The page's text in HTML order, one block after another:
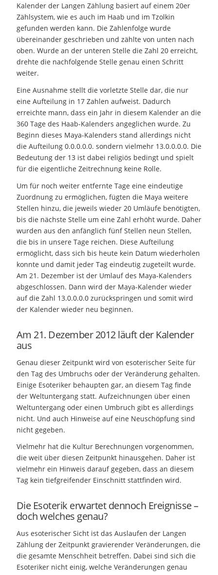
Kalender der Langen Zählung basiert auf einem 20er
Zählsystem, wie es auch im Haab und im Tzolkin
gefunden werden kann. Die Zahlenfolge wurde
übereinander geschrieben und zählte von unten nach
oben. Wurde an der unteren Stelle die Zahl 20 erreicht,
drehte die nachfolgende Stelle genau einen Schritt
weiter.
Eine Ausnahme stellt die vorletzte Stelle dar, die nur
eine Aufteilung in 17 Zahlen aufweist. Dadurch
erreichte mann, dass ein Jahr in diesem Kalender an die
360 Tage des Haab-Kalenders angeglichen wurde. Zu
Beginn dieses Maya-Kalenders stand allerdings nicht
die Aufteilung 0.0.0.0.0. sondern vielmehr 13.0.0.0.0. Die
Bedeutung der 13 ist dabei religiös bedingt und spielt
für die eigentliche Zeitrechnung keine Rolle.
Um für noch weiter entfernte Tage eine eindeutige
Zuordnung zu ermöglichen, fügten die Maya weitere
Stellen hinzu, die jeweils wieder 20 Umläufe benötigten,
bis die nächste Stelle um eine Zahl erhöht wurde. Daher
wurden aus den anfänglich fünf Stellen neun Stellen,
die bis in unsere Tage reichen. Diese Aufteilung
ermöglicht, dass sich bis heute kein Datum wiederholen
konnte und damit jeder Tag eindeutig zugeteilt wurde.
Am 21. Dezember ist der Umlauf des Maya-Kalenders
abgeschlossen. Dann wird der Maya-Kalender wieder
auf die Zahl 13.0.0.0.0 zurückspringen und somit wird
der Kalender wieder neu beginnen.
Am 21. Dezember 2012 läuft der Kalender
aus
Genau dieser Zeitpunkt wird von esoterischer Seite für
den Tag des Umbruchs oder der Veränderung gehalten.
Einige Esoteriker behaupten gar, an diesem Tag finde
der Weltuntergang statt. Aufzeichnungen über einen
Weltuntergang oder einen Umbruch gibt es allerdings
nicht. Und auch Hinweise auf eine Neuschöpfung sind
nicht gegeben.
Vielmehr hat die Kultur Berechnungen vorgenommen,
die weit über diesen Zeitpunkt hinausgehen. Daher ist
vielmehr ein Hinweis darauf gegeben, dass an diesem
Tag kein tiefgreifender Einschnitt stattfinden wird.
Die Esoterik erwartet dennoch Ereignisse –
doch welches genau?
Aus esoterischer Sicht ist das Auslaufen der Langen
Zählung der Zeitpunkt gravierender Veränderungen, die
die gesamte Menschheit betreffen. Dabei sind sich die
Esoteriker nicht einig, welche Veränderungen genau